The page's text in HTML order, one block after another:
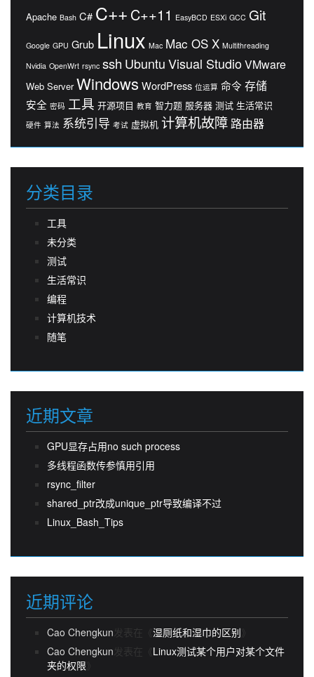
Apache Bash C# C++ C++11 EasyBCD ESXi GCC Git
Google GPU Grub Linux Mac Mac OS X Multithreading
Nvidia OpenWrt rsync ssh UbuntuVisual StudioVMware
Web Server Windows WordPress 位运算 命令 存储
安全 密码 工具 开源项目 教育 智力题 服务器 测试 生活常识
硬件 算法 系统引导 考试 虚拟机 计算机故障 路由器
分类目录
工具
未分类
测试
生活常识
编程
计算机技术
随笔
近期文章
GPU显存占用no such process
多线程函数传参慎用引用
rsync_filter
shared_ptr改成unique_ptr导致编译不过
Linux_Bash_Tips
近期评论
Cao Chengkun发表在《 湿厕纸和湿巾的区别
Cao Chengkun发表在《 Linux测试某个用户对某个文件
夹的权限